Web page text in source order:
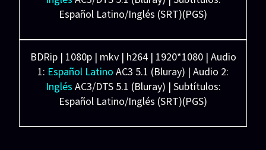
Español Latino/Inglés (SRT)(PGS)
BDRip | 1080p | mkv | h264 | 1920*1080 | Audio
1: Español Latino AC3 5.1 (Bluray) | Audio 2:
Inglés AC3/DTS 5.1 (Bluray) | Subtítulos:
Español Latino/Inglés (SRT)(PGS)